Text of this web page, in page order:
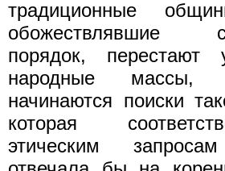
традиционные
обожествлявшие
порядок, перестают
народные массы,
начинаются поиски
которая
этическим